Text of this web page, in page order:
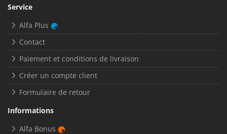
Service
Alfa Plus
Contact
Paiement et conditions de livraison
Créer un compte client
Formulaire de retour
Informations
Alfa Bonus